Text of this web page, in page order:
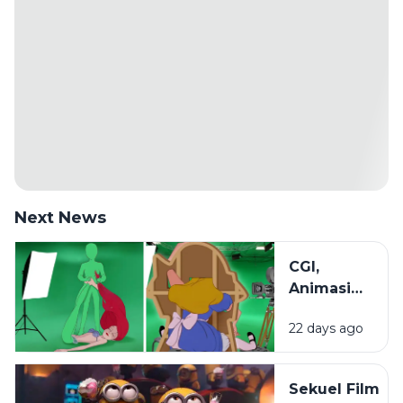
Next News
CGI,
Animasi
Stop
Motion:
Beragam
22 days ago
Sekuel Film